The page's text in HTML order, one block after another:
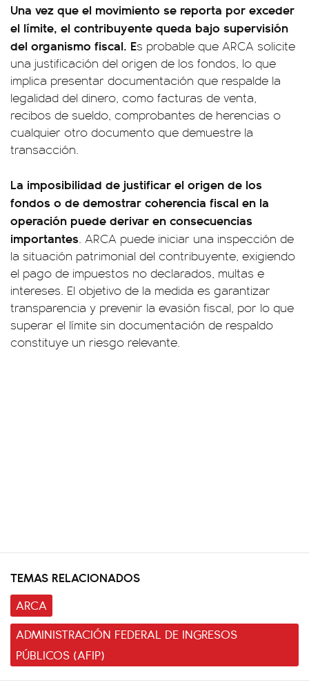
Una vez que el movimiento se reporta por exceder
el límite, el contribuyente queda bajo supervisión
del organismo fiscal. Es probable que ARCA solicite
una justificación del origen de los fondos, lo que
implica presentar documentación que respalde la
legalidad del dinero, como facturas de venta,
recibos de sueldo, comprobantes de herencias o
cualquier otro documento que demuestre la
transacción.
La imposibilidad de justificar el origen de los
fondos o de demostrar coherencia fiscal en la
operación puede derivar en consecuencias
importantes. ARCA puede iniciar una inspección de
la situación patrimonial del contribuyente, exigiendo
el pago de impuestos no declarados, multas e
intereses. El objetivo de la medida es garantizar
transparencia y prevenir la evasión fiscal, por lo que
superar el límite sin documentación de respaldo
constituye un riesgo relevante.
TEMAS RELACIONADOS
ARCA
ADMINISTRACIÓN FEDERAL DE INGRESOS
PÚBLICOS (AFIP)